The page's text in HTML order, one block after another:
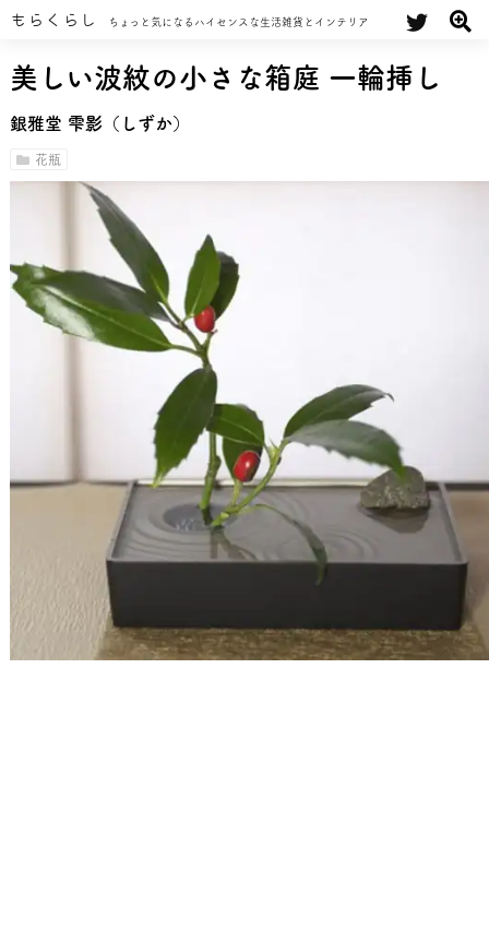
もらくらし ちょっと気になるハイセンスな生活雑貨とインテリア
美しい波紋の小さな箱庭 一輪挿し
銀雅堂 雫影（しずか）
花瓶